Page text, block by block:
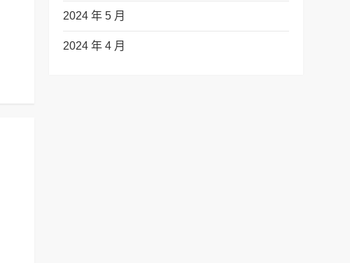
2024 年 5 月
2024 年 4 月